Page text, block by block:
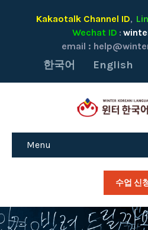
Kakaotalk Channel ID,
Wechat ID :
email :
한국어 English
Menu
수업 신